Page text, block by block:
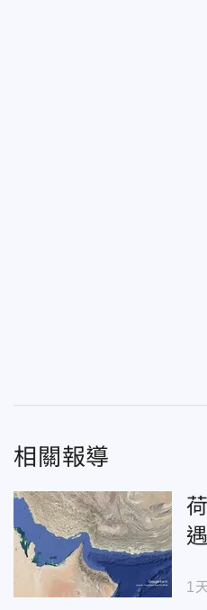
相關報導
1